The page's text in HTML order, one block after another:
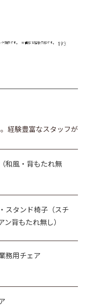
経験豊富なスタッフが
和風・背もたれ無
スタンド椅子（スチ
ン背もたれ無し）
務用チェア